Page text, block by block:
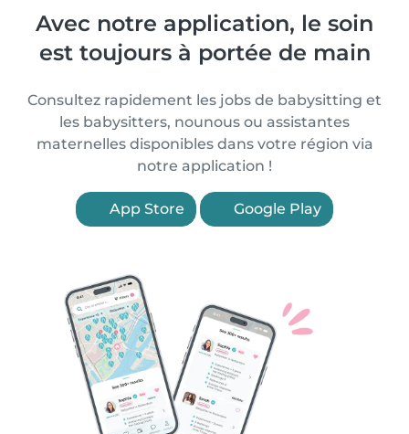
Avec notre application, le soin
est toujours à portée de main
Consultez rapidement les jobs de babysitting et
les babysitters, nounous ou assistantes
maternelles disponibles dans votre région via
notre application !
App Store Google Play